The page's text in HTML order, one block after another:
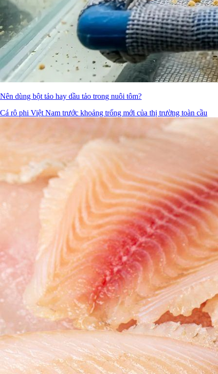
Nên dùng bột tảo hay dầu tảo trong nuôi tôm?
Cá rô phi Việt Nam trước khoảng trống mới của thị trường toàn cầu